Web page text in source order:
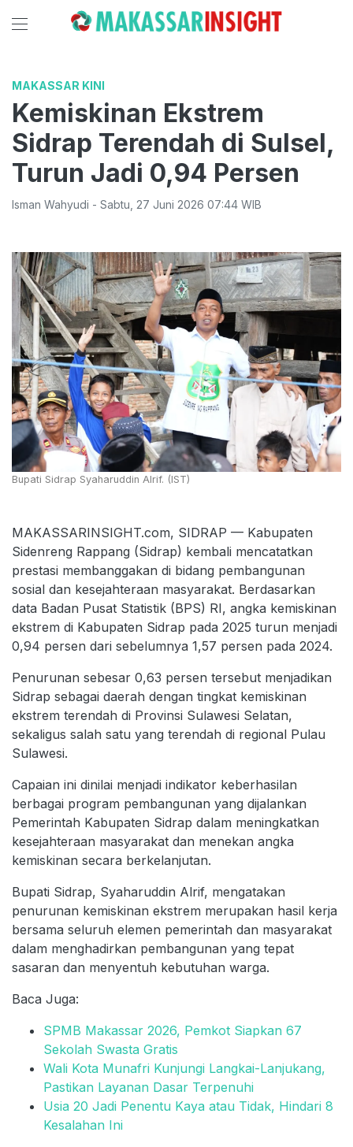
MAKASSAR KINI
Kemiskinan Ekstrem
Sidrap Terendah di Sulsel,
Turun Jadi 0,94 Persen
Isman Wahyudi - Sabtu 27 Juni 2026 07:44 WIB
Bupati Sidrap Syaharuddin Alrif. (IST)
MAKASSARINSIGHT.com, SIDRAP — Kabupaten
Sidenreng Rappang (Sidrap) kembali mencatatkan
prestasi membanggakan di bidang pembangunan
sosial dan kesejahteraan masyarakat. Berdasarkan
data Badan Pusat Statistik (BPS) RI, angka kemiskinan
ekstrem di Kabupaten Sidrap pada 2025 turun menjadi
0,94 persen dari sebelumnya 1,57 persen pada 2024.
Penurunan sebesar 0,63 persen tersebut menjadikan
Sidrap sebagai daerah dengan tingkat kemiskinan
ekstrem terendah di Provinsi Sulawesi Selatan,
sekaligus salah satu yang terendah di regional Pulau
Sulawesi.
Capaian ini dinilai menjadi indikator keberhasilan
berbagai program pembangunan yang dijalankan
Pemerintah Kabupaten Sidrap dalam meningkatkan
kesejahteraan masyarakat dan menekan angka
kemiskinan secara berkelanjutan.
Bupati Sidrap, Syaharuddin Alrif, mengatakan
penurunan kemiskinan ekstrem merupakan hasil kerja
bersama seluruh elemen pemerintah dan masyarakat
dalam menghadirkan pembangunan yang tepat
sasaran dan menyentuh kebutuhan warga.
Baca Juga:
SPMB Makassar 2026, Pemkot Siapkan 67
Sekolah Swasta Gratis
Wali Kota Munafri Kunjungi Langkai-Lanjukang,
Pastikan Layanan Dasar Terpenuhi
Usia 20 Jadi Penentu Kaya atau Tidak, Hindari 8
Kesalahan Ini